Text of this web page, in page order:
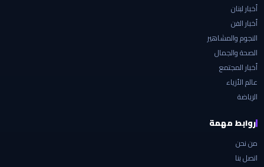
أخبار لبنان
أخبار الفن
النجوم والمشاهير
الصحة والجمال
أخبار المجتمع
عالم الأزياء
الرياضة
روابط مهمة
من نحن
اتصل بنا